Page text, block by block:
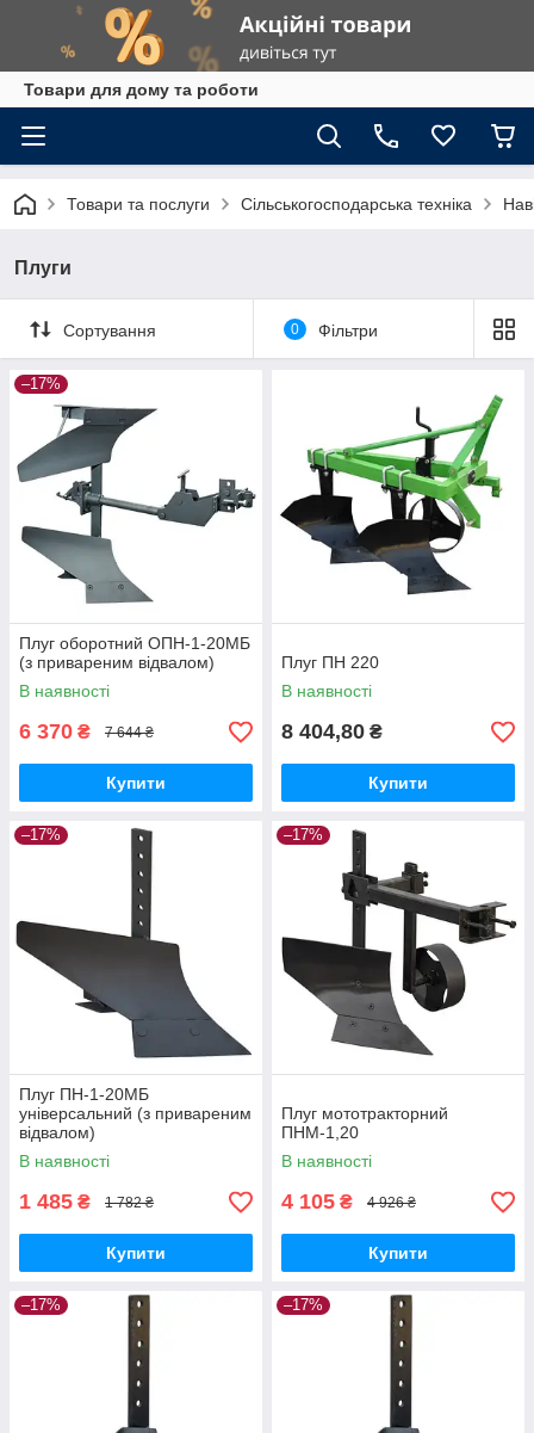
Товари для дому та роботи
Товари та послуги Сільськогосподарська техніка
Плуги
Сортування 0 Фільтри
–17%
Плуг оборотний ОПН-1-20МБ
(з привареним відвалом)
В наявності
6 370 ₴ 7 644 ₴
Купити
Плуг ПН 220
В наявності
8 404,80 ₴
Купити
–17%
Плуг ПН-1-20МБ
універсальний (з привареним
відвалом)
В наявності
1 485 ₴ 1 782 ₴
Купити
–17%
Плуг мототракторний
ПНМ-1,20
В наявності
4 105 ₴ 4 926 ₴
Купити
–17% –17%